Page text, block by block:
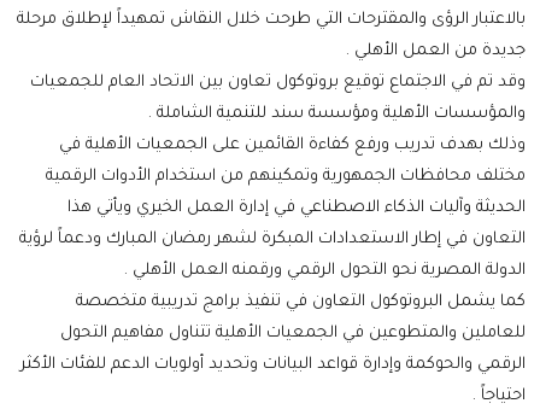
بالاعتبار الرؤى والمقترحات التي طرحت خلال النقاش تمهيداً لإطلاق مرحلة
جديدة من العمل الأهلي .
وقد تم في الاجتماع توقيع بروتوكول تعاون بين الاتحاد العام للجمعيات
والمؤسسات الأهلية ومؤسسة سند للتنمية الشاملة .
وذلك بهدف تدريب ورفع كفاءة القائمين على الجمعيات الأهلية في
مختلف محافظات الجمهورية وتمكينهم من استخدام الأدوات الرقمية
الحديثة وآليات الذكاء الاصطناعي في إدارة العمل الخيري ويأتي هذا
التعاون في إطار الاستعدادات المبكرة لشهر رمضان المبارك ودعماً لرؤية
الدولة المصرية نحو التحول الرقمي ورقمنه العمل الأهلي .
كما يشمل البروتوكول التعاون في تنفيذ برامج تدريبية متخصصة
للعاملين والمتطوعين في الجمعيات الأهلية تتناول مفاهيم التحول
الرقمي والحوكمة وإدارة قواعد البيانات وتحديد أولويات الدعم للفئات الأكثر
احتياجاً .